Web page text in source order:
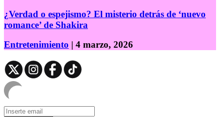
¿Verdad o espejismo? El misterio detrás de ‘nuevo
romance’ de Shakira
Entretenimiento | 4 marzo, 2026